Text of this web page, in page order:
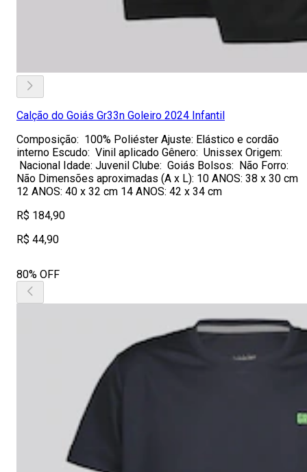
Calção do Goiás Gr33n Goleiro 2024 Infantil
Composição: 100% Poliéster Ajuste: Elástico e cordão
interno Escudo: Vinil aplicado Gênero: Unissex Origem:
Nacional Idade: Juvenil Clube: Goiás Bolsos: Não Forro:
Não Dimensões aproximadas (A x L): 10 ANOS: 38 x 30 cm
12 ANOS: 40 x 32 cm 14 ANOS: 42 x 34 cm
R$ 184,90
R$ 44,90
80% OFF